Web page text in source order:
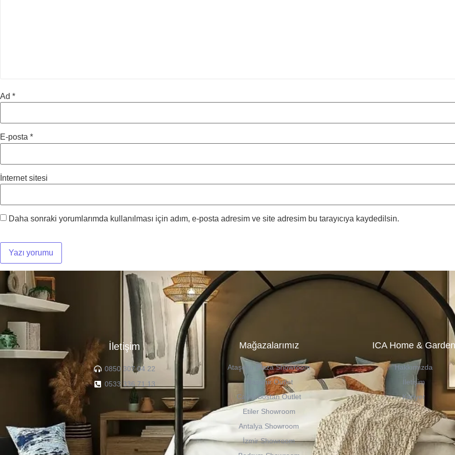
Ad *
E-posta *
İnternet sitesi
Daha sonraki yorumlarımda kullanılması için adım, e-posta adresim ve site adresim bu tarayıcıya kaydedilsin.
İletişim
0850 307 04 22
0533 336 71 13
Mağazalarımız
Ataşehir Plaza Showroom
Ataşehir Outlet
Caddebostan Outlet
Etiler Showroom
Antalya Showroom
İzmir Showroom
ICA Home & Garden
Hakkımızda
İletişim
Kariyer